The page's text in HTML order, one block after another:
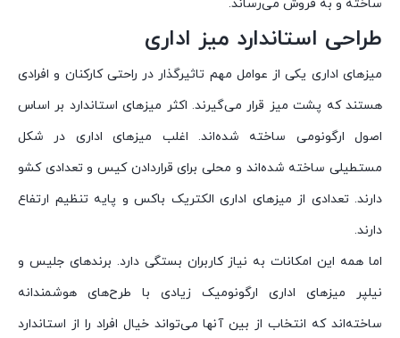
ساخته و به فروش می‌رساند.
طراحی استاندارد میز اداری
میزهای اداری یکی از عوامل مهم تاثیرگذار در راحتی کارکنان و افرادی
هستند که پشت میز قرار می‌گیرند. اکثر میزهای استاندارد بر اساس
اصول ارگونومی ساخته شده‌اند. اغلب میزهای اداری در شکل
مستطیلی ساخته شده‌اند و محلی برای قراردادن کیس و تعدادی کشو
دارند. تعدادی از میزهای اداری الکتریک باکس و پایه تنظیم ارتفاع
دارند.
اما همه این امکانات به نیاز کاربران بستگی دارد. برندهای جلیس و
نیلپر میزهای اداری ارگونومیک زیادی با طرح‌های هوشمندانه
ساخته‌اند که انتخاب از بین آنها می‌تواند خیال افراد را از استاندارد